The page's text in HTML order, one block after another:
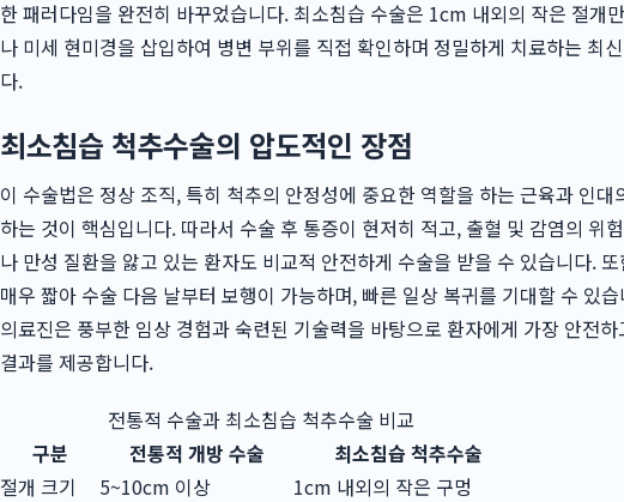
한 패러다임을 완전히 바꾸었습니다. 최소침습 수술은 1cm 내외의 작은 절개
나 미세 현미경을 삽입하여 병변 부위를 직접 확인하며 정밀하게 치료하는 최
다.
최소침습 척추수술의 압도적인 장점
이 수술법은 정상 조직, 특히 척추의 안정성에 중요한 역할을 하는 근육과 인대
하는 것이 핵심입니다. 따라서 수술 후 통증이 현저히 적고, 출혈 및 감염의 위
나 만성 질환을 앓고 있는 환자도 비교적 안전하게 수술을 받을 수 있습니다.
매우 짧아 수술 다음 날부터 보행이 가능하며, 빠른 일상 복귀를 기대할 수 있
의료진은 풍부한 임상 경험과 숙련된 기술력을 바탕으로 환자에게 가장 안전
결과를 제공합니다.
전통적 수술과 최소침습 척추수술 비교
구분
전통적 개방 수술
최소침습 척추수술
절개 크기
5~10cm 이상
1cm 내외의 작은 구멍